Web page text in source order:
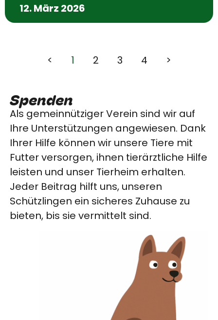
12. März 2026
< 1 2 3 4 >
Spenden
Als gemeinnütziger Verein sind wir auf
Ihre Unterstützungen angewiesen. Dank
Ihrer Hilfe können wir unsere Tiere mit
Futter versorgen, ihnen tierärztliche Hilfe
leisten und unser Tierheim erhalten.
Jeder Beitrag hilft uns, unseren
Schützlingen ein sicheres Zuhause zu
bieten, bis sie vermittelt sind.